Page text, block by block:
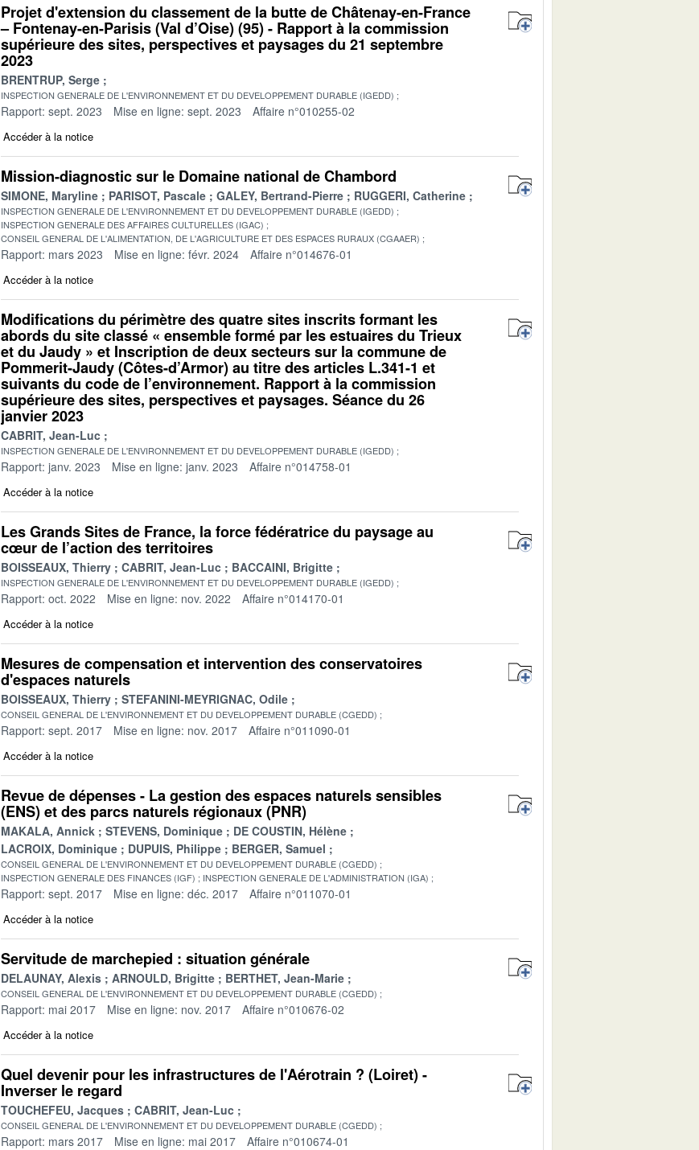
Projet d'extension du classement de la butte de Châtenay-en-France
– Fontenay-en-Parisis (Val d’Oise) (95) - Rapport à la commission
supérieure des sites, perspectives et paysages du 21 septembre
2023
BRENTRUP, Serge
INSPECTION GENERALE DE L'ENVIRONNEMENT ET DU DEVELOPPEMENT DURABLE (IGEDD)
Rapport: sept. 2023 Mise en ligne: sept. 2023 Affaire n°010255-02
Accéder à la notice
Mission-diagnostic sur le Domaine national de Chambord
SIMONE, Maryline PARISOT, Pascale GALEY, Bertrand-Pierre RUGGERI, Catherine
INSPECTION GENERALE DE L'ENVIRONNEMENT ET DU DEVELOPPEMENT DURABLE (IGEDD)
INSPECTION GENERALE DES AFFAIRES CULTURELLES (IGAC)
CONSEIL GENERAL DE L'ALIMENTATION, DE L'AGRICULTURE ET DES ESPACES RURAUX (CGAAER)
Rapport: mars 2023 Mise en ligne: févr. 2024 Affaire n°014676-01
Accéder à la notice
Modifications du périmètre des quatre sites inscrits formant les
abords du site classé « ensemble formé par les estuaires du Trieux
et du Jaudy » et Inscription de deux secteurs sur la commune de
Pommerit-Jaudy (Côtes-d’Armor) au titre des articles L.341-1 et
suivants du code de l’environnement. Rapport à la commission
supérieure des sites, perspectives et paysages. Séance du 26
janvier 2023
CABRIT, Jean-Luc
INSPECTION GENERALE DE L'ENVIRONNEMENT ET DU DEVELOPPEMENT DURABLE (IGEDD)
Rapport: janv. 2023 Mise en ligne: janv. 2023 Affaire n°014758-01
Accéder à la notice
Les Grands Sites de France, la force fédératrice du paysage au
cœur de l’action des territoires
BOISSEAUX, Thierry CABRIT, Jean-Luc BACCAINI, Brigitte
INSPECTION GENERALE DE L'ENVIRONNEMENT ET DU DEVELOPPEMENT DURABLE (IGEDD)
Rapport: oct. 2022 Mise en ligne: nov. 2022 Affaire n°014170-01
Accéder à la notice
Mesures de compensation et intervention des conservatoires
d'espaces naturels
BOISSEAUX, Thierry STEFANINI-MEYRIGNAC, Odile
CONSEIL GENERAL DE L'ENVIRONNEMENT ET DU DEVELOPPEMENT DURABLE (CGEDD)
Rapport: sept. 2017 Mise en ligne: nov. 2017 Affaire n°011090-01
Accéder à la notice
Revue de dépenses - La gestion des espaces naturels sensibles
(ENS) et des parcs naturels régionaux (PNR)
MAKALA, Annick STEVENS, Dominique
DE COUSTIN, Hélène
LACROIX, Dominique
DUPUIS, Philippe BERGER, Samuel
CONSEIL GENERAL DE L'ENVIRONNEMENT ET DU DEVELOPPEMENT DURABLE (CGEDD)
INSPECTION GENERALE DES FINANCES (IGF)
INSPECTION GENERALE DE L'ADMINISTRATION (IGA)
Rapport: sept. 2017 Mise en ligne: déc. 2017 Affaire n°011070-01
Accéder à la notice
Servitude de marchepied : situation générale
DELAUNAY, Alexis ARNOULD, Brigitte BERTHET, Jean-Marie
CONSEIL GENERAL DE L'ENVIRONNEMENT ET DU DEVELOPPEMENT DURABLE (CGEDD)
Rapport: mai 2017 Mise en ligne: nov. 2017 Affaire n°010676-02
Accéder à la notice
Quel devenir pour les infrastructures de l'Aérotrain ? (Loiret) -
Inverser le regard
TOUCHEFEU, Jacques CABRIT, Jean-Luc
CONSEIL GENERAL DE L'ENVIRONNEMENT ET DU DEVELOPPEMENT DURABLE (CGEDD)
Rapport: mars 2017 Mise en ligne: mai 2017 Affaire n°010674-01